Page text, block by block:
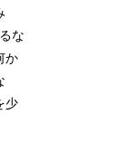
な
か
少